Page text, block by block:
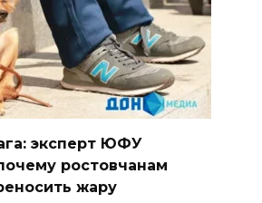
эксперт ЮФУ
ростовчанам
жару